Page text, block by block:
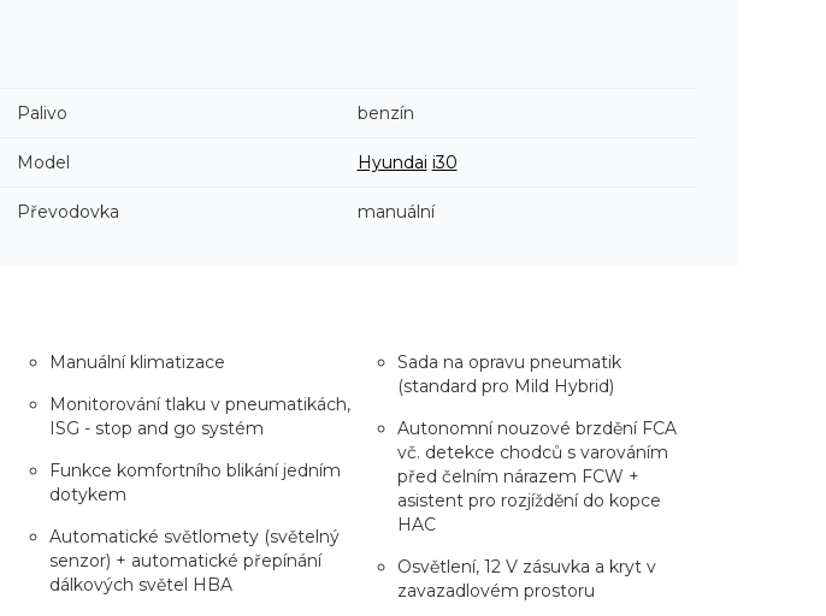
Palivo benzín
Model Hyundai i30
Převodovka manuální
Manuální klimatizace
Monitorování tlaku v pneumatikách,
ISG - stop and go systém
Funkce komfortního blikání jedním
dotykem
Automatické světlomety (světelný
senzor) + automatické přepínání
dálkových světel HBA
Sada na opravu pneumatik
(standard pro Mild Hybrid)
Autonomní nouzové brzdění FCA
vč. detekce chodců s varováním
před čelním nárazem FCW +
asistent pro rozjíždění do kopce
HAC
Osvětlení, 12 V zásuvka a kryt v
zavazadlovém prostoru